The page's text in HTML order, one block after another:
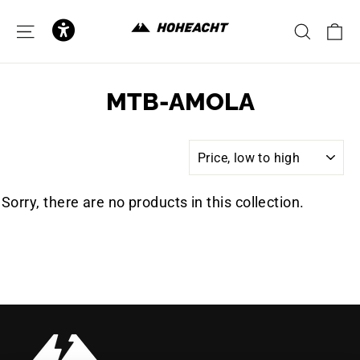
contentSITE NAVIGATION
MTB-AMOLA
Sorry, there are no products in this collection.